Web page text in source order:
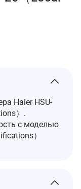
Haier HSU-
）.
с моделью
）